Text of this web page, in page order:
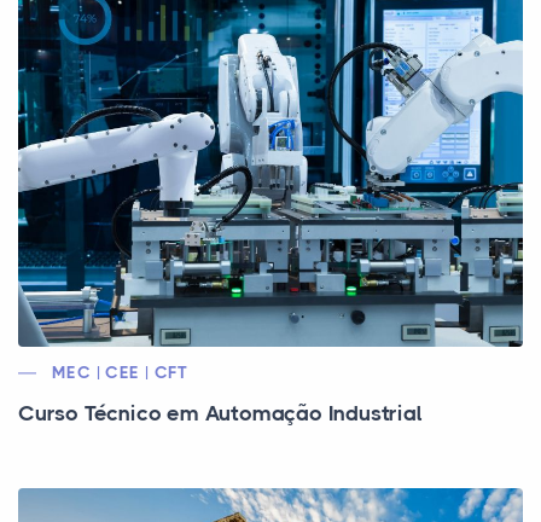
MEC | CEE | CFT
Curso Técnico em Automação Industrial